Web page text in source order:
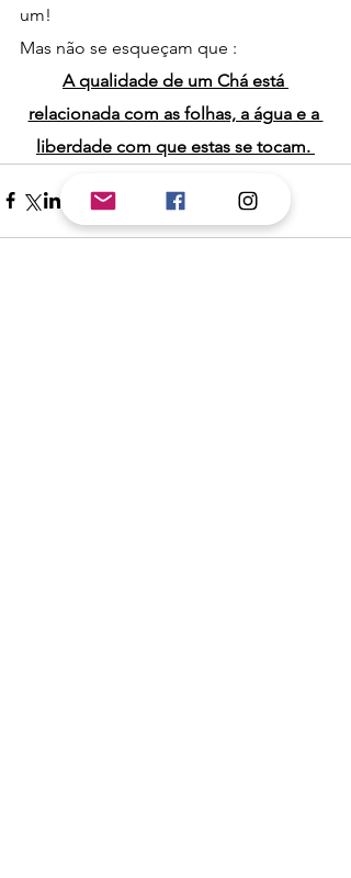
um!
Mas não se esqueçam que :
A qualidade de um Chá está
relacionada com as folhas, a água e a
liberdade com que estas se tocam.